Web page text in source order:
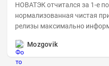
НОВАТЭК отчитался за 1-е
нормализованная чистая
релизы максимально
Mozgovik